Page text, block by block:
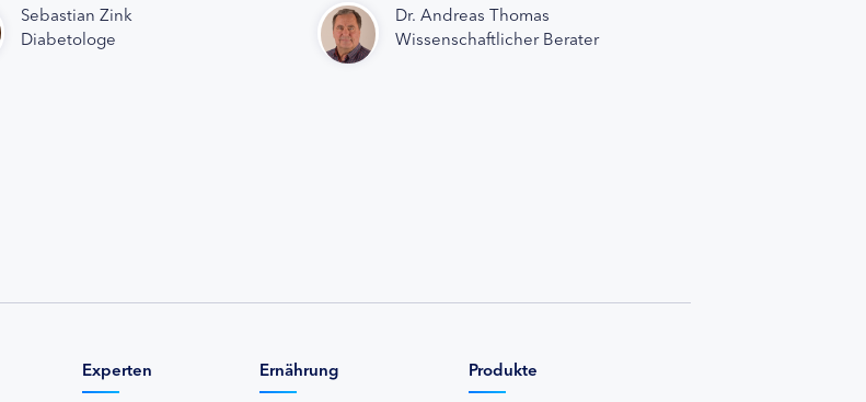
Sebastian Zink
Diabetologe
Dr. Andreas Thomas
Wissenschaftlicher Berater
Experten Ernährung Produkte